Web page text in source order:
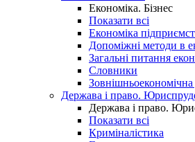
Економіка. Бізнес
Показати всі
Економіка
Допоміжні методи в
Загальні питання
Словники
Зовнішньоекономічна
Держава і право.
Держава і право.
Показати всі
Криміналістика